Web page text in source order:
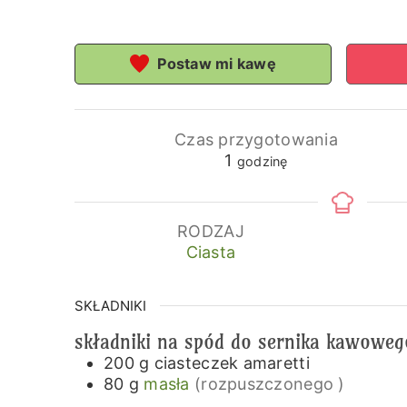
Postaw mi kawę
Czas przygotowania
1 godzina
godzinę
RODZAJ
Ciasta
SKŁADNIKI
składniki na spód do sernika
200 g ciasteczek amaretti
80 g masła (rozpuszczonego )